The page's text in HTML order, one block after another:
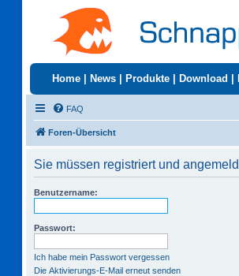
Home News Produkte Download
FAQ
Foren-Übersicht
Sie müssen registriert und
Benutzername:
Passwort:
Ich habe mein Passwort vergessen
Die Aktivierungs-E-Mail erneut senden